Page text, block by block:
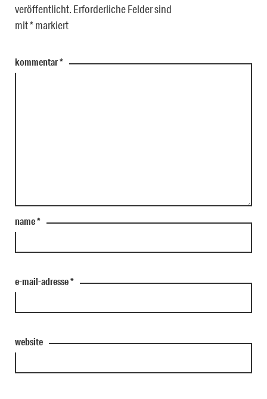
veröffentlicht. Erforderliche Felder sind
mit*markiert
kommentar*
name*
e-mail-adresse*
website